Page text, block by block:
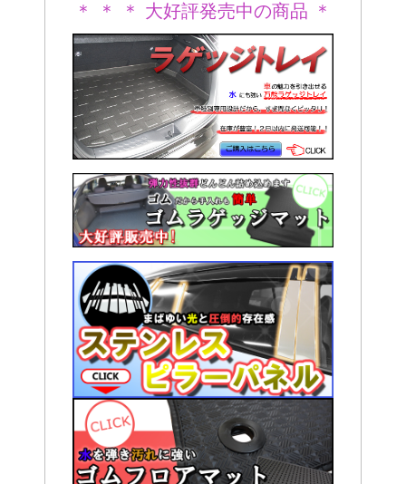
＊ ＊ ＊ 大好評発売中の商品 ＊
＊ ＊